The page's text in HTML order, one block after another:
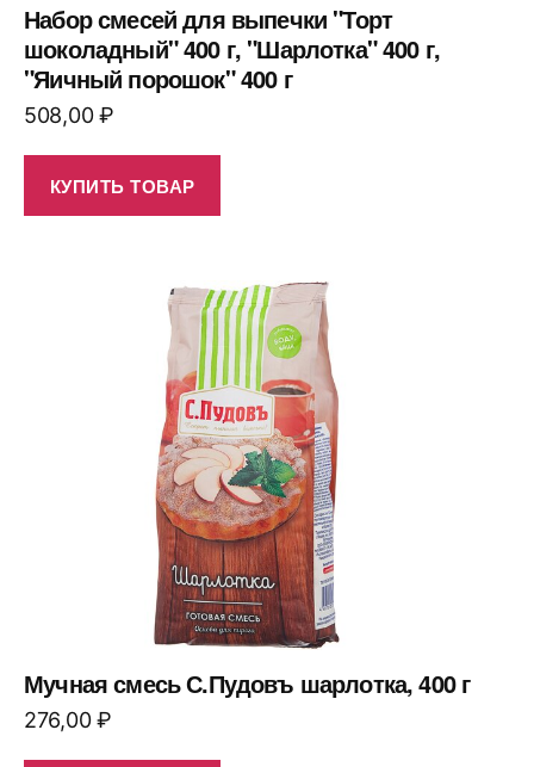
Набор смесей для выпечки "Торт
шоколадный" 400 г, "Шарлотка" 400 г,
"Яичный порошок" 400 г
508,00₽
КУПИТЬ ТОВАР
Мучная смесь С.Пудовъ шарлотка, 400 г
276,00₽